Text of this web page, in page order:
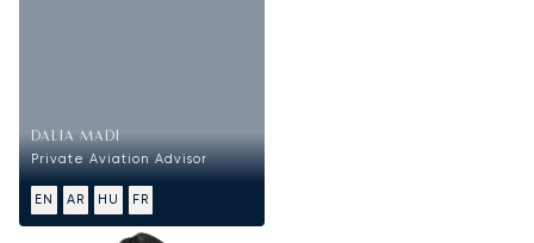
DALIA MADI
Private Aviation Advisor
EN AR HU FR